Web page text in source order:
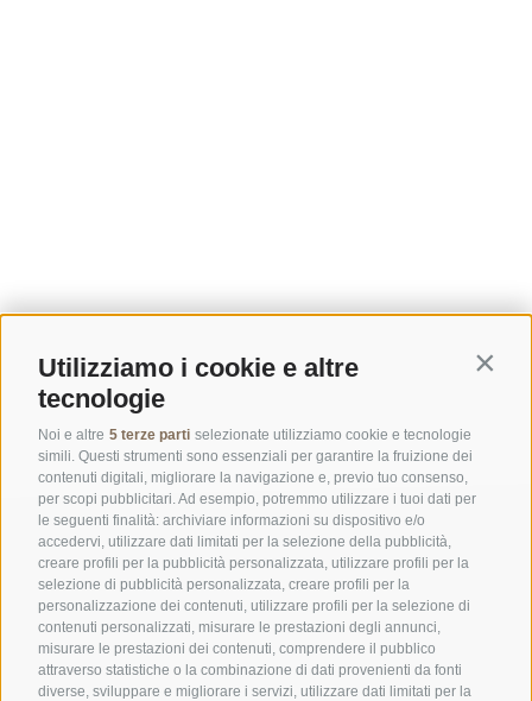
Utilizziamo i cookie e altre
tecnologie
Noi e altre 5 terze parti selezionate utilizziamo cookie e tecnologie
simili. Questi strumenti sono essenziali per garantire la fruizione dei
contenuti digitali, migliorare la navigazione e, previo tuo consenso,
per scopi pubblicitari. Ad esempio, potremmo utilizzare i tuoi dati per
le seguenti finalità: archiviare informazioni su dispositivo e/o
accedervi, utilizzare dati limitati per la selezione della pubblicità,
creare profili per la pubblicità personalizzata, utilizzare profili per la
selezione di pubblicità personalizzata, creare profili per la
personalizzazione dei contenuti, utilizzare profili per la selezione di
contenuti personalizzati, misurare le prestazioni degli annunci,
misurare le prestazioni dei contenuti, comprendere il pubblico
attraverso statistiche o la combinazione di dati provenienti da fonti
diverse, sviluppare e migliorare i servizi, utilizzare dati limitati per la
UFFICIO PER IL PARCO NAZIONALE DELLO STELVIO